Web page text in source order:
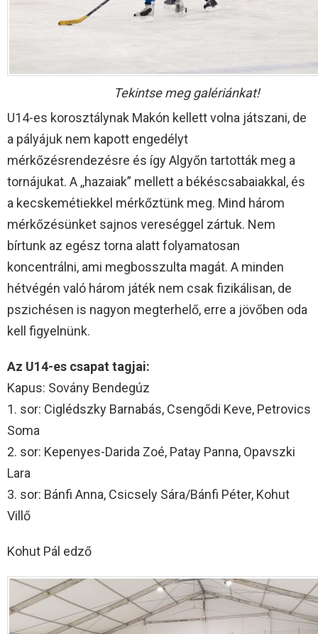
Tekintse meg galériánkat!
U14-es korosztálynak Makón kellett volna játszani, de
a pályájuk nem kapott engedélyt
mérkőzésrendezésre és így Algyőn tartották meg a
tornájukat. A ,,hazaiak” mellett a békéscsabaiakkal, és
a kecskemétiekkel mérkőztünk meg. Mind három
mérkőzésünket sajnos vereséggel zártuk. Nem
bírtunk az egész torna alatt folyamatosan
koncentrálni, ami megbosszulta magát. A minden
hétvégén való három játék nem csak fizikálisan, de
pszichésen is nagyon megterhelő, erre a jövőben oda
kell figyelnünk.
Az U14-es csapat tagjai:
Kapus: Sovány Bendegúz
1. sor: Ciglédszky Barnabás, Csengődi Keve, Petrovics
Soma
2. sor: Kepenyes-Darida Zoé, Patay Panna, Opavszki
Lara
3. sor: Bánfi Anna, Csicsely Sára/Bánfi Péter, Kohut
Villő
Kohut Pál edző